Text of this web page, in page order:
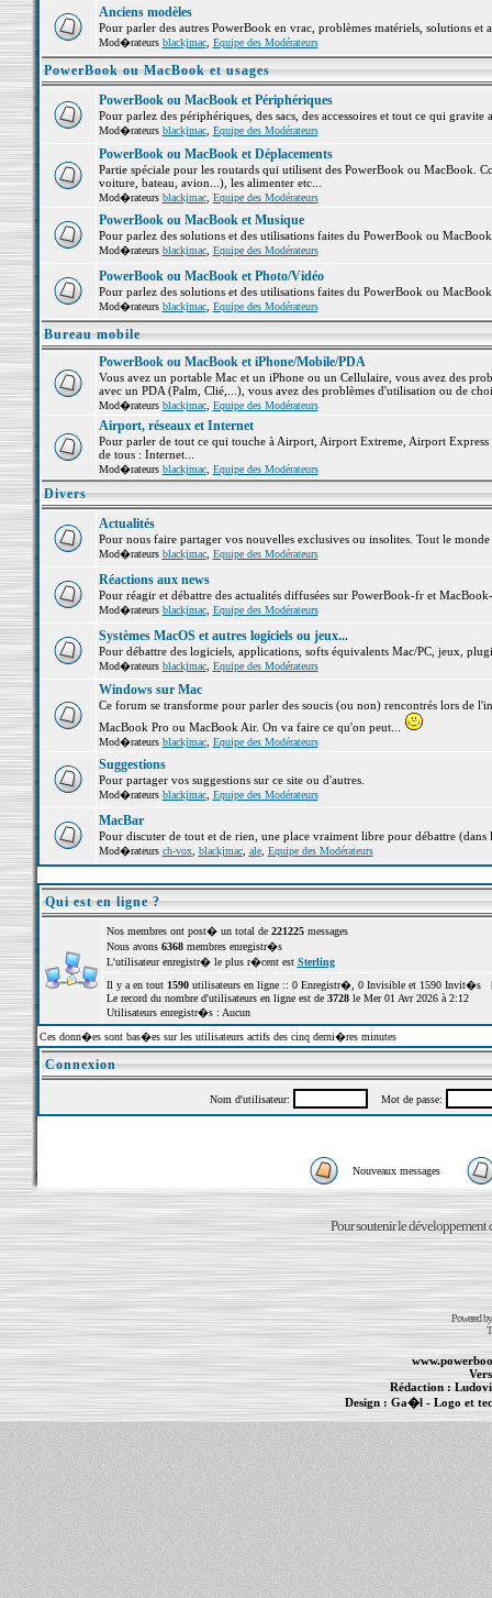
Anciens modèles
Pour parler des autres PowerBook en vrac, problèmes matériels, solutions et
Mod�rateurs blackjmac, Equipe des Modérateurs
PowerBook ou MacBook et usages
PowerBook ou MacBook et Périphériques
Pour parlez des périphériques, des sacs, des accessoires et tout ce qui
Mod�rateurs blackjmac, Equipe des Modérateurs
PowerBook ou MacBook et Déplacements
Partie spéciale pour les routards qui utilisent des PowerBook ou MacBook.
voiture, bateau, avion...), les alimenter etc...
Mod�rateurs blackjmac, Equipe des Modérateurs
PowerBook ou MacBook et Musique
Pour parlez des solutions et des utilisations faites du PowerBook ou
Mod�rateurs blackjmac, Equipe des Modérateurs
PowerBook ou MacBook et Photo/Vidéo
Pour parlez des solutions et des utilisations faites du PowerBook ou
Mod�rateurs blackjmac, Equipe des Modérateurs
Bureau mobile
PowerBook ou MacBook et iPhone/Mobile/PDA
Vous avez un portable Mac et un iPhone ou un Cellulaire, vous avez des
avec un PDA (Palm, Clié,...), vous avez des problèmes d'utilisation ou de
Mod�rateurs blackjmac, Equipe des Modérateurs
Airport, réseaux et Internet
Pour parler de tout ce qui touche à Airport, Airport Extreme, Airport
de tous : Internet...
Mod�rateurs blackjmac, Equipe des Modérateurs
Divers
Actualités
Pour nous faire partager vos nouvelles exclusives ou insolites. Tout le
Mod�rateurs blackjmac, Equipe des Modérateurs
Réactions aux news
Pour réagir et débattre des actualités diffusées sur PowerBook-fr et
Mod�rateurs blackjmac, Equipe des Modérateurs
Systèmes MacOS et autres logiciels ou jeux...
Pour débattre des logiciels, applications, softs équivalents Mac/PC, jeux,
Mod�rateurs blackjmac, Equipe des Modérateurs
Windows sur Mac
Ce forum se transforme pour parler des soucis (ou non) rencontrés lors de
MacBook Pro ou MacBook Air. On va faire ce qu'on peut...
Mod�rateurs blackjmac, Equipe des Modérateurs
Suggestions
Pour partager vos suggestions sur ce site ou d'autres.
Mod�rateurs blackjmac, Equipe des Modérateurs
MacBar
Pour discuter de tout et de rien, une place vraiment libre pour débattre (dans
Mod�rateurs ch-vox, blackjmac, ale, Equipe des Modérateurs
Qui est en ligne ?
Nos membres ont post� un total de 221225messages
Nous avons 6368membres enregistr�s
L'utilisateur enregistr� le plus r�cent est Sterling
Il y a en tout 1590utilisateurs en ligne :: 0 Enregistr�, 0 Invisible et 1590 Invit�s
Le record du nombre d'utilisateurs en ligne est de 3728le Mer 01 Avr 2026 à 2:12
Utilisateurs enregistr�s : Aucun
Ces donn�es sont bas�es sur les utilisateurs actifs des cinq derni�res minutes
Connexion
Nom d'utilisateur: Mot de passe:
Nouveaux messages
Pour soutenir le développement
Powered
Rédaction :
Design : Ga�l- Logo et